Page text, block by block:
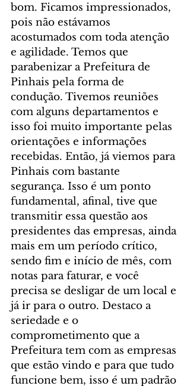
bom. Ficamos impressionados,
pois não estávamos
acostumados com toda atenção
e agilidade. Temos que
parabenizar a Prefeitura de
Pinhais pela forma de
condução. Tivemos reuniões
com alguns departamentos e
isso foi muito importante pelas
orientações e informações
recebidas. Então, já viemos para
Pinhais com bastante
segurança. Isso é um ponto
fundamental, afinal, tive que
transmitir essa questão aos
presidentes das empresas, ainda
mais em um período crítico,
sendo fim e início de mês, com
notas para faturar, e você
precisa se desligar de um local e
já ir para o outro. Destaco a
seriedade e o
comprometimento que a
Prefeitura tem com as empresas
que estão vindo e para que tudo
funcione bem, isso é um padrão